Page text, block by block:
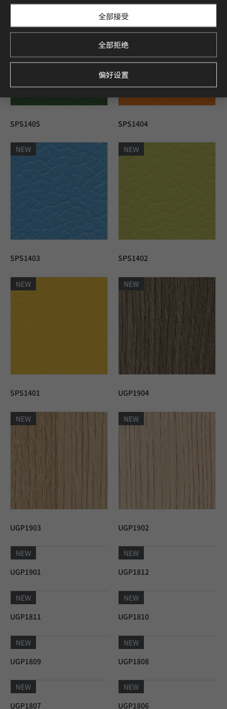
SPS1405
NEW
SPS1404
NEW
SPS1403
NEW
SPS1402
NEW
SPS1401
NEW
UGP1904
NEW
UGP1903
NEW
UGP1902
NEW
UGP1901
NEW
UGP1812
NEW NEW
全部接受
全部拒绝
偏好设置